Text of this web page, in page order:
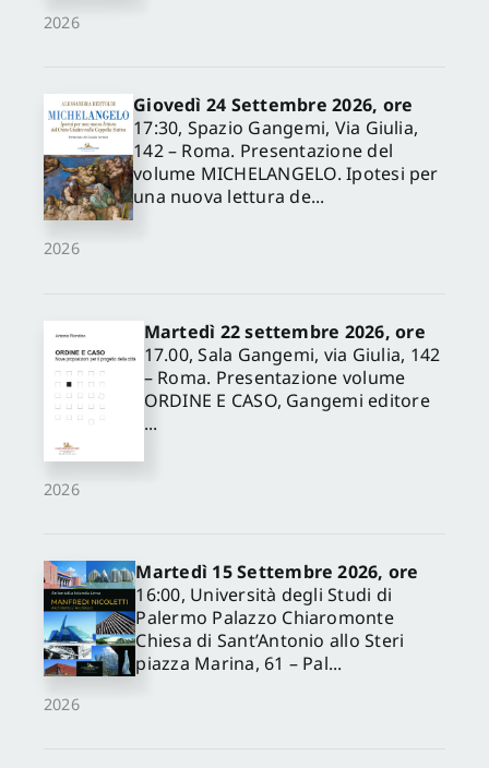
2026
2026
Giovedì 24 Settembre 2026, ore
17:30, Spazio Gangemi, Via Giulia,
142 – Roma. Presentazione del
volume MICHELANGELO. Ipotesi per
una nuova lettura de...
2026
Martedì 22 settembre 2026, ore
17.00, Sala Gangemi, via Giulia, 142
– Roma. Presentazione volume
ORDINE E CASO, Gangemi editore
...
2026
Martedì 15 Settembre 2026, ore
16:00, Università degli Studi di
Palermo Palazzo Chiaromonte
Chiesa di Sant’Antonio allo Steri
piazza Marina, 61 – Pal...